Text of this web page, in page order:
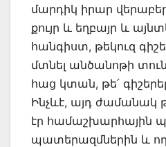
մարդիկ իրար
քույր և եղբայր և
հանգիստ, թեկուզ
մտնել անծանոթի
հաց կտան, թե՛
Ինչևէ, այդ ժամանակ
էր համաշխարհային
պատերազմներին և